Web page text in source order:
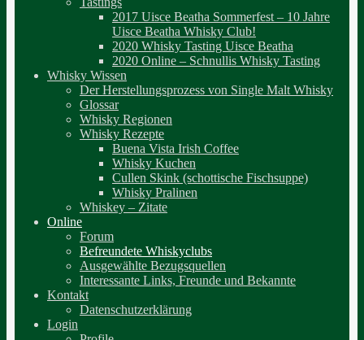
2017 Uisce Beatha Sommerfest – 10 Jahre
Uisce Beatha Whisky Club!
2020 Whisky Tasting Uisce Beatha
2020 Online – Schnullis Whisky Tasting
Whisky Wissen
Der Herstellungsprozess von Single Malt Whisky
Glossar
Whisky Regionen
Whisky Rezepte
Buena Vista Irish Coffee
Whisky Kuchen
Cullen Skink (schottische Fischsuppe)
Whisky Pralinen
Whiskey – Zitate
Online
Forum
Befreundete Whiskyclubs
Ausgewählte Bezugsquellen
Interessante Links, Freunde und Bekannte
Kontakt
Datenschutzerklärung
Login